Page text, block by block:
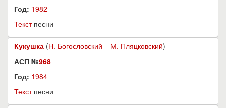
Год: 1982
Текстпесни
Кукушка (Н. Богословский – М. Пляцковский)
АСП №968
Год: 1984
Текстпесни